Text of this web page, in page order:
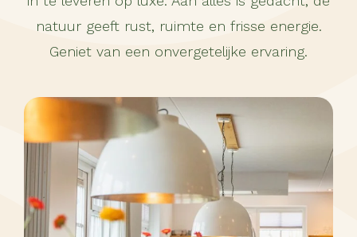
natuur geeft rust, ruimte en frisse energie.
Geniet van een onvergetelijke ervaring.